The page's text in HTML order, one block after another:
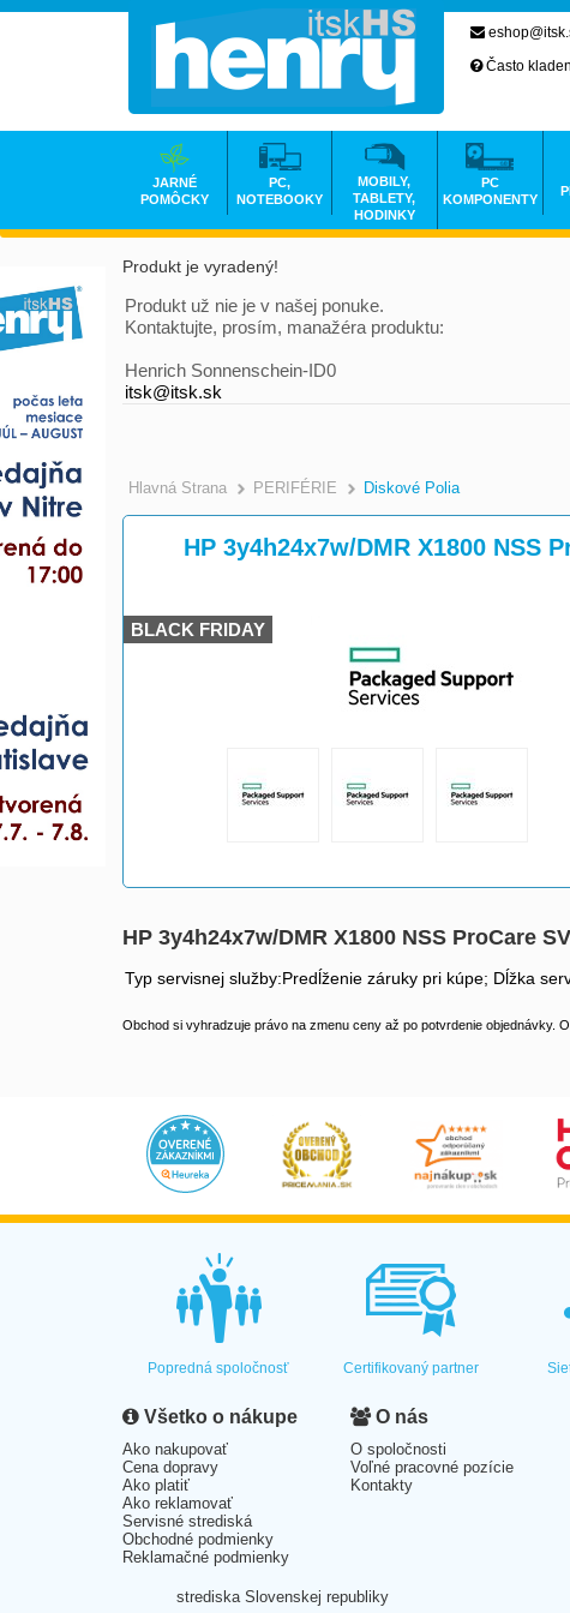
Produkt je vyradený!
Produkt už nie je v našej ponuke.
Kontaktujte, prosím, manažéra produktu:
Henrich Sonnenschein-ID0
itsk@itsk.sk
Hlavná Strana >
PERIFÉRIE >
Diskové Polia
HP 3y4h24x7w/DMR X1800 NSS
BLACK FRIDAY
HP 3y4h24x7w/DMR X1800 NSS ProCare
Typ servisnej služby:Predĺženie záruky pri kúpe; Dĺžka
Obchod si vyhradzuje právo na zmenu ceny až po potvrdenie objednávky.
Často
JARNÉ
POMÔCKY
PC,
NOTEBOOKY
MOBILY,
TABLETY,
HODINKY
PC
KOMPONENTY
Popredná spoločnosť Certifikovaný partner
Všetko o nákupe
Ako nakupovať
Cena dopravy
Ako platiť
Ako reklamovať
Servisné strediská
Obchodné podmienky
Reklamačné podmienky
O nás
O spoločnosti
Voľné pracovné pozície
Kontakty
strediska Slovenskej republiky